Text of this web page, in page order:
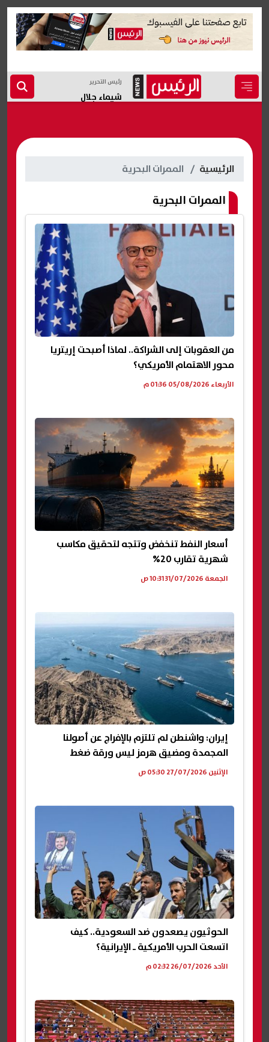
رئيس التحرير
شيماء جلال
الرئيسية الممرات البحرية
الممرات البحرية
من العقوبات إلى الشراكة.. لماذا أصبحت إريتريا
محور الاهتمام الأمريكي؟
الأربعاء 05/08/2026 01:36 م
أسعار النفط تنخفض وتتجه لتحقيق مكاسب
شهرية تقارب 20%
الجمعة 31/07/2026 10:31 ص
إيران: واشنطن لم تلتزم بالإفراج عن أصولنا
المجمدة ومضيق هرمز ليس ورقة ضغط
الإثنين 27/07/2026 05:30 ص
الحوثيون يصعدون ضد السعودية.. كيف
اتسعت الحرب الأمريكية ـ الإيرانية؟
الأحد 26/07/2026 02:32 م